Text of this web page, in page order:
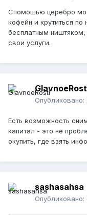
Спомошью церебро
кофейн и крутиться
бесплатным
свои услуги.
Опубликовано:
Есть возможность
капитал - это не
окупить, где взять
sashasahsa
Опубликовано: